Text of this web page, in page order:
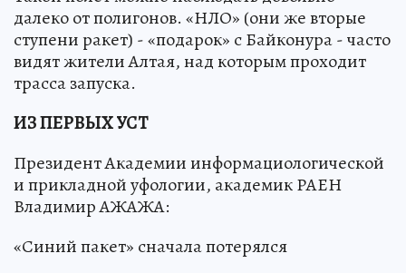
далеко от полигонов. «НЛО» (они же вторые
ступени ракет) - «подарок» с Байконура - часто
видят жители Алтая, над которым проходит
трасса запуска.
ИЗ ПЕРВЫХ УСТ
Президент Академии информациологической
и прикладной уфологии, академик РАЕН
Владимир АЖАЖА:
«Синий пакет» сначала потерялся